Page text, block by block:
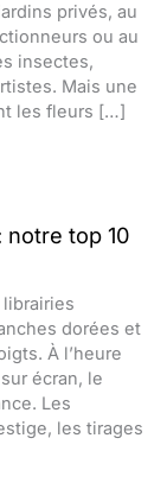
privés, au
ou au
insectes,
Mais une
les fleurs […]
notre top 10
dorées et
À l’heure
écran, le
Les
les tirages